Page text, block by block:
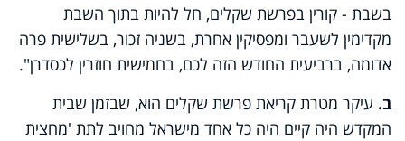
בשבת - קורין בפרשת שקלים, חל להיות בתוך השבת
מקדימין לשעבר ומפסיקין אחרת, בשניה זכור, בשלישית פרה
אדומה, ברביעית החודש הזה לכם, בחמישית חוזרין לכסדרן".
ב. עיקר מטרת קריאת פרשת שקלים הוא, שבזמן שבית
המקדש היה קיים היה כל אחד מישראל מחויב לתת 'מחצית